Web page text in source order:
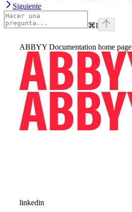
Siguiente
⌘I
ABBYY Documentation home page
linkedin